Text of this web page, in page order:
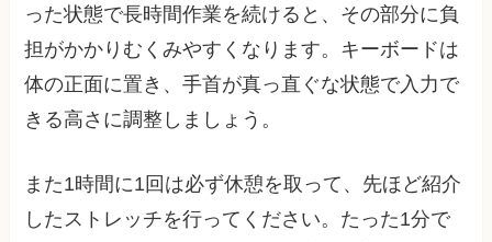
った状態で長時間作業を続けると、その部分に負
担がかかりむくみやすくなります。キーボードは
体の正面に置き、手首が真っ直ぐな状態で入力で
きる高さに調整しましょう。
また1時間に1回は必ず休憩を取って、先ほど紹介
したストレッチを行ってください。たった1分で